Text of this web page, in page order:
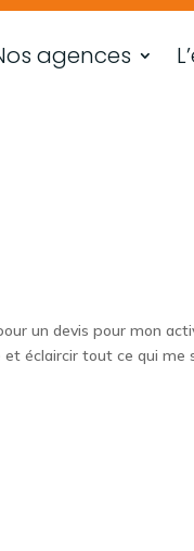
agences
un devis pour mon
éclaircir tout ce qui me